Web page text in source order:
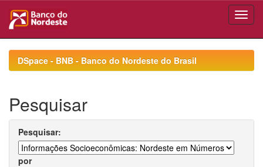
navigationDSpace - BNB - Banco do Nordeste do Brasil
Pesquisar
Pesquisar:
por